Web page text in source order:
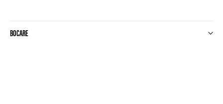
BOCARE